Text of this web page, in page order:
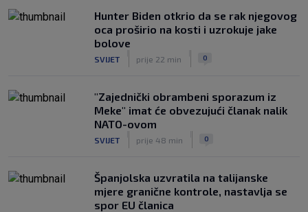
Dinamo u finalu Ramljaka! Sutra protiv
Ajaxa na glavnom terenu Maksimira
SK prije 2 h
Hunter Biden otkrio da se rak njegovog
oca proširio na kosti i uzrokuje jake
bolove
SVIJET prije 22 min 0
"Zajednički obrambeni sporazum iz
Meke" imat će obvezujući članak nalik
NATO-ovom
SVIJET prije 48 min 0
Španjolska uzvratila na talijanske
mjere granične kontrole, nastavlja se
spor EU članica